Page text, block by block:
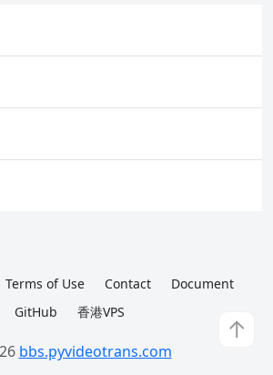
↑
Terms of Use Contact
Document
GitHub
香港VPS
bbs.pyvideotrans.com